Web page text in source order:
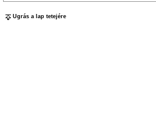
Ugrás a lap tetejére